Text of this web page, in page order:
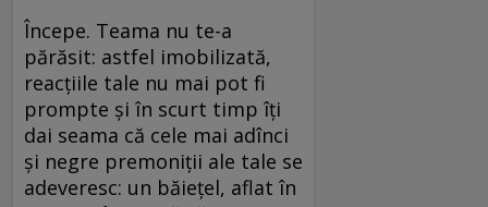
Începe. Teama nu te-a
părăsit: astfel imobilizată,
reacţiile tale nu mai pot fi
prompte şi în scurt timp îţi
dai seama că cele mai adînci
şi negre premoniţii ale tale se
adeveresc: un băieţel, aflat în